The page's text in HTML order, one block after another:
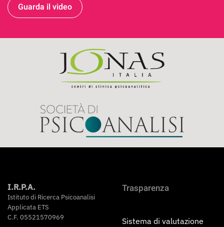
Guarda il video
I.R.P.A.
Istituto di Ricerca Psicoanalisi
Applicata ETS
C.F. 05521570969
Trasparenza
Sistema di valutazione